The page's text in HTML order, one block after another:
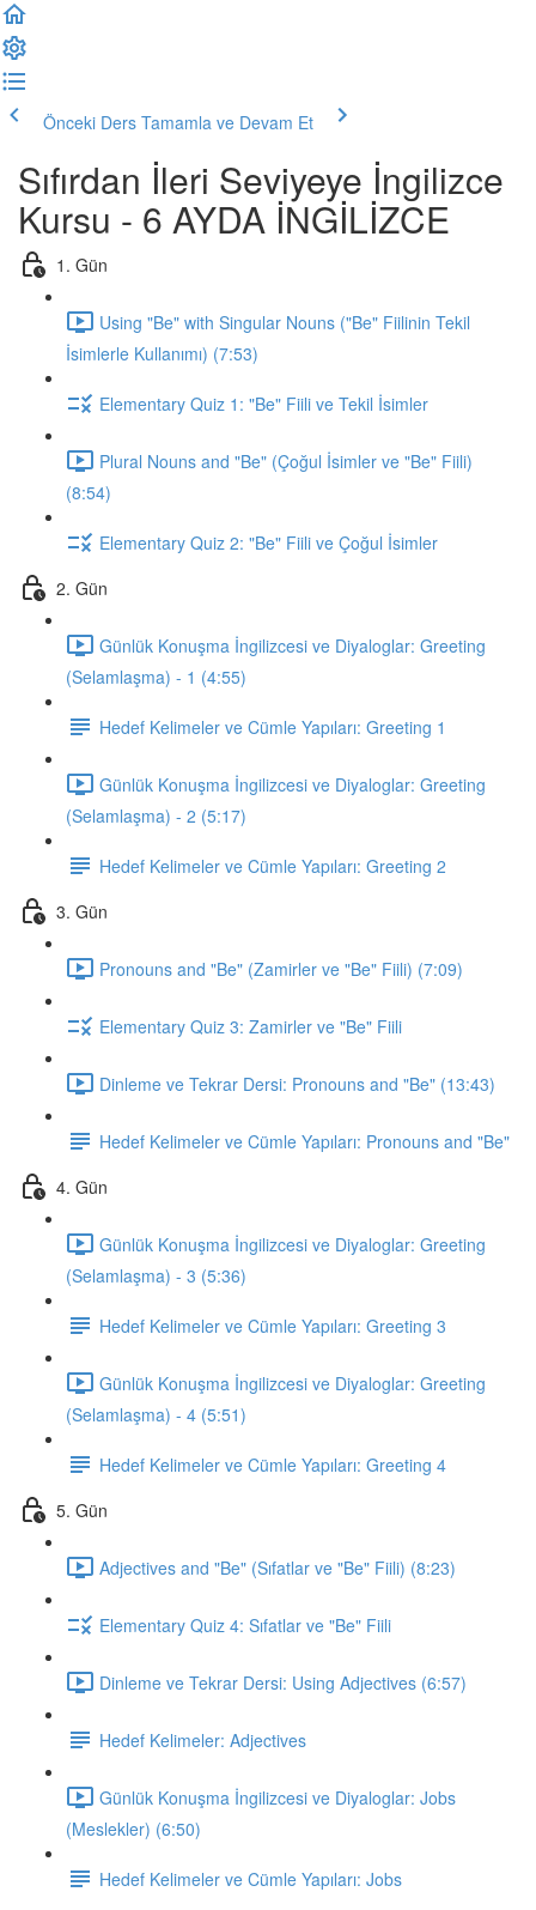
Önceki Ders Tamamla ve Devam Et
Sıfırdan İleri Seviyeye İngilizce
Kursu - 6 AYDA İNGİLİZCE
1. Gün
Using "Be" with Singular Nouns ("Be" Fiilinin Tekil
İsimlerle Kullanımı) (7:53)
Elementary Quiz 1: "Be" Fiili ve Tekil İsimler
Plural Nouns and "Be" (Çoğul İsimler ve "Be" Fiili)
(8:54)
Elementary Quiz 2: "Be" Fiili ve Çoğul İsimler
2. Gün
Günlük Konuşma İngilizcesi ve Diyaloglar: Greeting
(Selamlaşma) - 1 (4:55)
Hedef Kelimeler ve Cümle Yapıları: Greeting 1
Günlük Konuşma İngilizcesi ve Diyaloglar: Greeting
(Selamlaşma) - 2 (5:17)
Hedef Kelimeler ve Cümle Yapıları: Greeting 2
3. Gün
Pronouns and "Be" (Zamirler ve "Be" Fiili) (7:09)
Elementary Quiz 3: Zamirler ve "Be" Fiili
Dinleme ve Tekrar Dersi: Pronouns and "Be" (13:43)
Hedef Kelimeler ve Cümle Yapıları: Pronouns and "Be"
4. Gün
Günlük Konuşma İngilizcesi ve Diyaloglar: Greeting
(Selamlaşma) - 3 (5:36)
Hedef Kelimeler ve Cümle Yapıları: Greeting 3
Günlük Konuşma İngilizcesi ve Diyaloglar: Greeting
(Selamlaşma) - 4 (5:51)
Hedef Kelimeler ve Cümle Yapıları: Greeting 4
5. Gün
Adjectives and "Be" (Sıfatlar ve "Be" Fiili) (8:23)
Elementary Quiz 4: Sıfatlar ve "Be" Fiili
Dinleme ve Tekrar Dersi: Using Adjectives (6:57)
Hedef Kelimeler: Adjectives
Günlük Konuşma İngilizcesi ve Diyaloglar: Jobs
(Meslekler) (6:50)
Hedef Kelimeler ve Cümle Yapıları: Jobs